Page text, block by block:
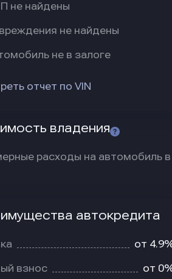
не найдены
не найдены
не в залоге
отчет по VIN
владения
расходы на автомобиль в
автокредита
от
взнос от